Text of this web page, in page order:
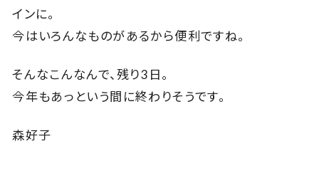
インに。
今はいろんなものがあるから便利ですね。
そんなこんなんで、残り3日。
今年もあっという間に終わりそうです。
森好子